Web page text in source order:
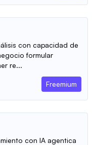
con capacidad de
formular
re...
Freemium
con IA agentica